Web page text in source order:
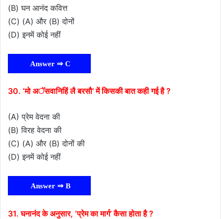
(B) घन आनंद कवित्त
(C) (A) और (B) दोनों
(D) इनमें कोई नहीं
Answer ⇒ C
30. ‘मो अॅसवानिहिं लै बरसौ’ में किसकी बात कही गई है ?
(A) प्रेम वेदना की
(B) विरह वेदना की
(C) (A) और (B) दोनों की
(D) इनमें कोई नहीं
Answer ⇒ B
31. घनानंद के अनुसार, ‘प्रेम का मार्ग’ कैसा होता है ?